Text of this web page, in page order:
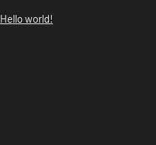
Hello world!